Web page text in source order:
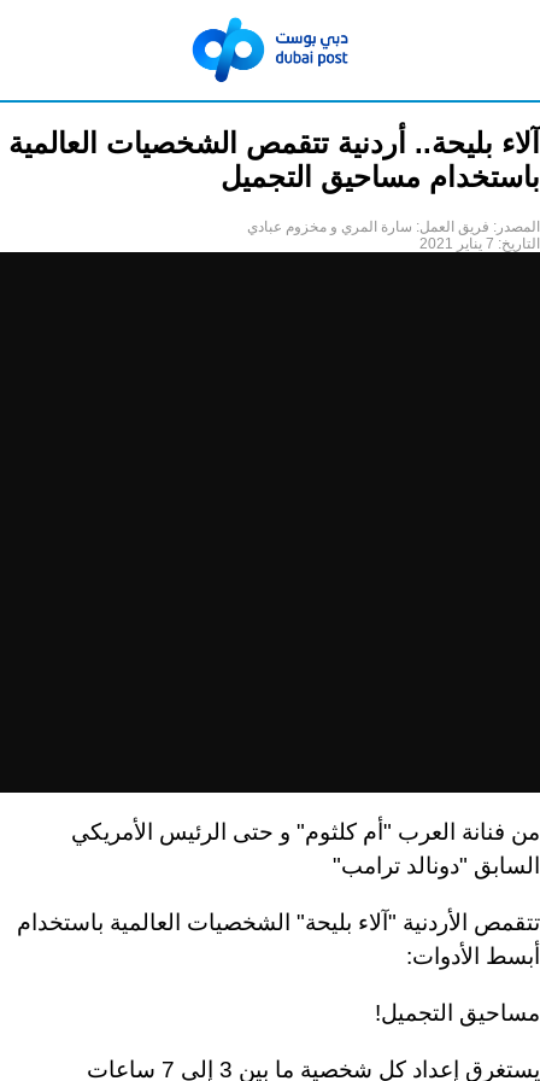
آلاء بليحة.. أردنية تتقمص الشخصيات العالمية
باستخدام مساحيق التجميل
المصدر: فريق العمل: سارة المري و مخزوم عبادي
التاريخ: 7 يناير 2021
من فنانة العرب "أم كلثوم" و حتى الرئيس الأمريكي
السابق "دونالد ترامب"
تتقمص الأردنية "آلاء بليحة" الشخصيات العالمية باستخدام
أبسط الأدوات:
مساحيق التجميل!
يستغرق إعداد كل شخصية ما بين 3 إلى 7 ساعات